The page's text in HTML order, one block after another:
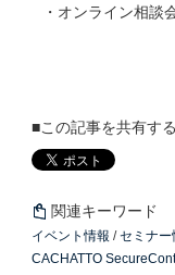
・オンライン相談
■この記事を共有する
関連キーワード
イベント情報 /セミナー
CACHATTO